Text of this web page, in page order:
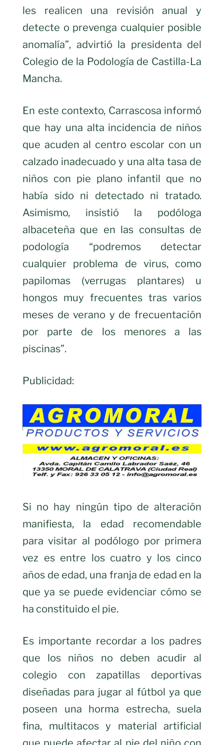
les realicen una revisión anual y
detecte o prevenga cualquier posible
anomalía”, advirtió la presidenta del
Colegio de la Podología de Castilla-La
Mancha.
En este contexto, Carrascosa informó
que hay una alta incidencia de niños
que acuden al centro escolar con un
calzado inadecuado y una alta tasa de
niños con pie plano infantil que no
había sido ni detectado ni tratado.
Asimismo, insistió la podóloga
albaceteña que en las consultas de
podología “podremos detectar
cualquier problema de virus, como
papilomas (verrugas plantares) u
hongos muy frecuentes tras varios
meses de verano y de frecuentación
por parte de los menores a las
piscinas”.
Publicidad:
Si no hay ningún tipo de alteración
manifiesta, la edad recomendable
para visitar al podólogo por primera
vez es entre los cuatro y los cinco
años de edad, una franja de edad en la
que ya se puede evidenciar cómo se
ha constituido el pie.
Es importante recordar a los padres
que los niños no deben acudir al
colegio con zapatillas deportivas
diseñadas para jugar al fútbol ya que
poseen una horma estrecha, suela
fina, multitacos y material artificial